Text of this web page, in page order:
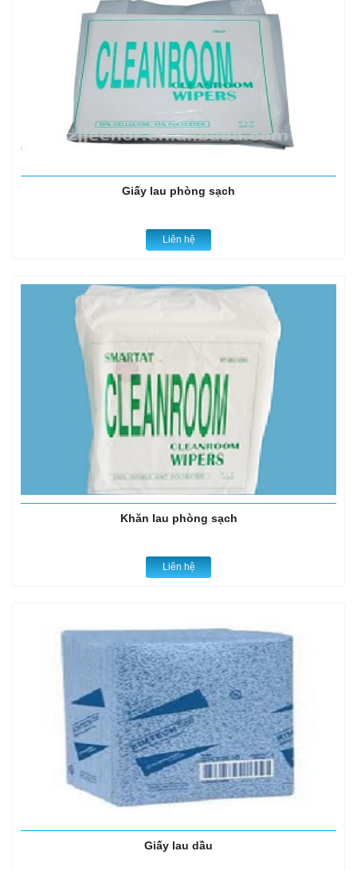
Giấy lau phòng sạch
Liên hệ
Khăn lau phòng sạch
Liên hệ
Giấy lau dầu